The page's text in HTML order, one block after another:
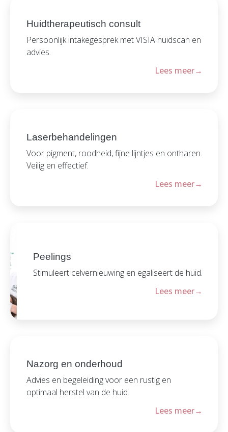
Huidtherapeutisch consult
Persoonlijk intakegesprek met VISIA huidscan en
advies.
Lees meer
Laserbehandelingen
Voor pigment, roodheid, fijne lijntjes en ontharen.
Veilig en effectief.
Lees meer
Peelings
Stimuleert celvernieuwing en egaliseert de huid.
Lees meer
Nazorg en onderhoud
Advies en begeleiding voor een rustig en
optimaal herstel van de huid.
Lees meer